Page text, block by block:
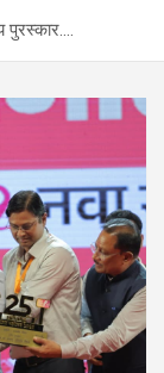
पुरस्कार….